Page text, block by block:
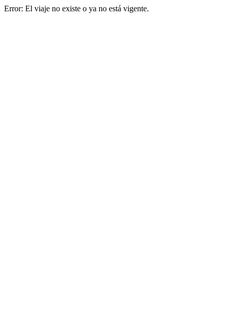
Error: El viaje no existe o ya no está vigente.